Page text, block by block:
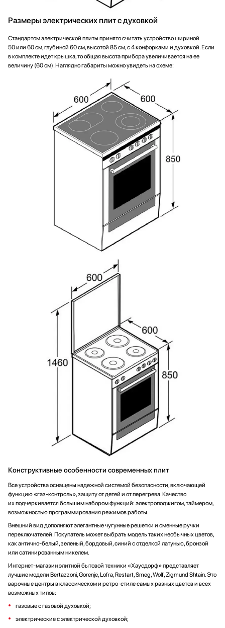
Размеры электрических плит с духовкой
Стандартом электрической плиты принято считать устройство шириной
50 или 60 см, глубиной 60 см, высотой 85 см, с 4 конфорками и духовкой. Если
в комплекте идет крышка, то общая высота прибора увеличивается на ее
величину (60 см). Наглядно габариты можно увидеть на схеме:
Конструктивные особенности современных плит
Все устройства оснащены надежной системой безопасности, включающей
функцию «газ-контроль», защиту от детей и от перегрева. Качество
их подчеркивается большим набором функций: электроподжигом, таймером,
возможностью программирования режимов работы.
Внешний вид дополняют элегантные чугунные решетки и сменные ручки
переключателей. Покупатель может выбрать модель таких необычных цветов,
как антично-белый, зеленый, бордовый, синий с отделкой латунью, бронзой
или сатинированным никелем.
Интернет-магазин элитной бытовой техники «Хаусдорф» представляет
лучшие модели Bertazzoni, Gorenje, Lofra, Restart, Smeg, Wolf, Zigmund Shtain. Это
варочные центры в классическом и ретро-стиле самых разных цветов и всех
возможных типов:
газовые с газовой духовкой;
электрические с электрической духовкой;